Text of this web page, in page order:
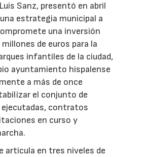
Sanz, presentó en abril
estrategia municipal a
una inversión
de euros para la
infantiles de la ciudad,
ayuntamiento hispalense
a más de once
el conjunto de
contratos
en curso y
articula en tres niveles de